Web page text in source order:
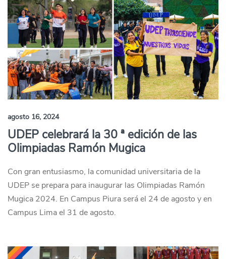
agosto 16, 2024
UDEP celebrará la 30 ª edición de las
Olimpiadas Ramón Mugica
Con gran entusiasmo, la comunidad universitaria de la
UDEP se prepara para inaugurar las Olimpiadas Ramón
Mugica 2024. En Campus Piura será el 24 de agosto y en
Campus Lima el 31 de agosto.